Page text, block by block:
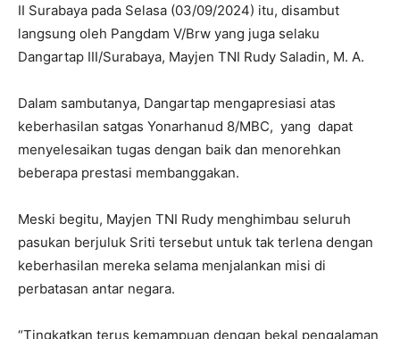
II Surabaya pada Selasa (03/09/2024) itu, disambut
langsung oleh Pangdam V/Brw yang juga selaku
Dangartap III/Surabaya, Mayjen TNI Rudy Saladin, M. A.
Dalam sambutanya, Dangartap mengapresiasi atas
keberhasilan satgas Yonarhanud 8/MBC, yang dapat
menyelesaikan tugas dengan baik dan menorehkan
beberapa prestasi membanggakan.
Meski begitu, Mayjen TNI Rudy menghimbau seluruh
pasukan berjuluk Sriti tersebut untuk tak terlena dengan
keberhasilan mereka selama menjalankan misi di
perbatasan antar negara.
“Tingkatkan terus kemampuan dengan bekal pengalaman